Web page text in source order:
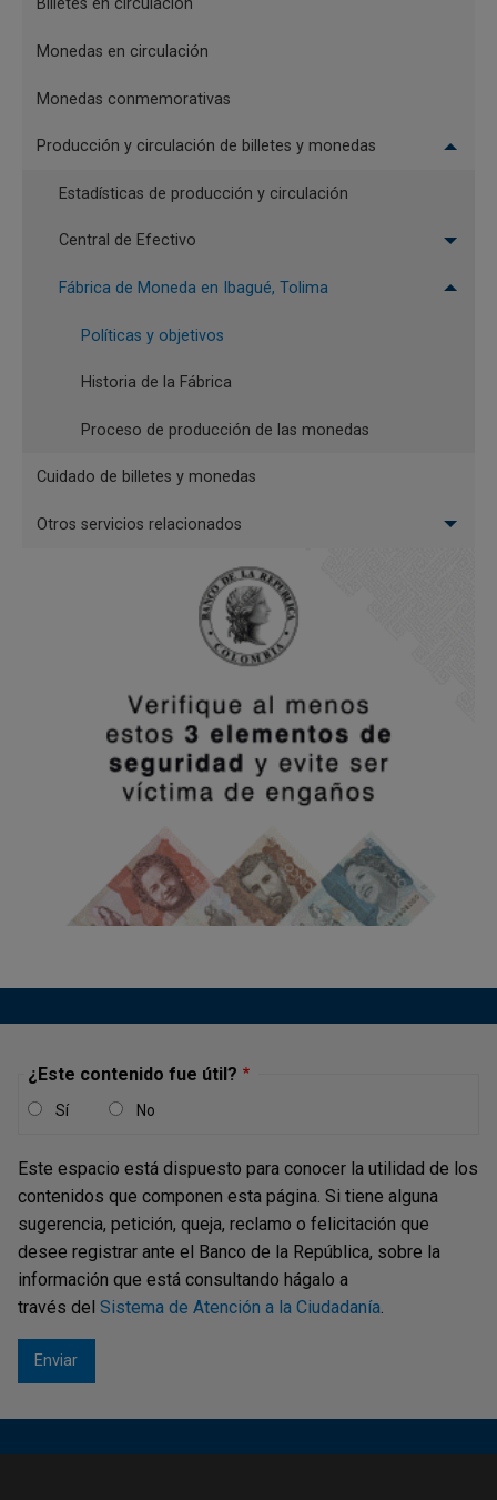
Billetes en circulación
Monedas en circulación
Monedas conmemorativas
Producción y circulación de billetes y monedas
Estadísticas de producción y circulación
Central de Efectivo
Fábrica de Moneda en Ibagué, Tolima
Políticas y objetivos
Historia de la Fábrica
Proceso de producción de las monedas
Cuidado de billetes y monedas
Otros servicios relacionados
¿Este contenido fue útil?
Sí No
Este espacio está dispuesto para conocer la utilidad de los
contenidos que componen esta página. Si tiene alguna
sugerencia, petición, queja, reclamo o felicitación que
desee registrar ante el Banco de la República, sobre la
información que está consultando hágalo a
través del Sistema de Atención a la Ciudadanía